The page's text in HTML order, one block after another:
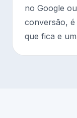
no Google
conversão, é
que fica e